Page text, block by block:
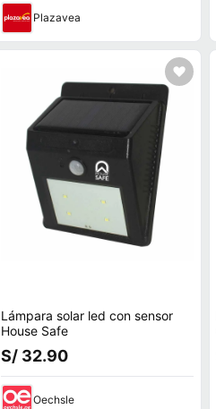
Plazavea
Lámpara solar led con sensor
House Safe
S/ 32.90
Oechsle